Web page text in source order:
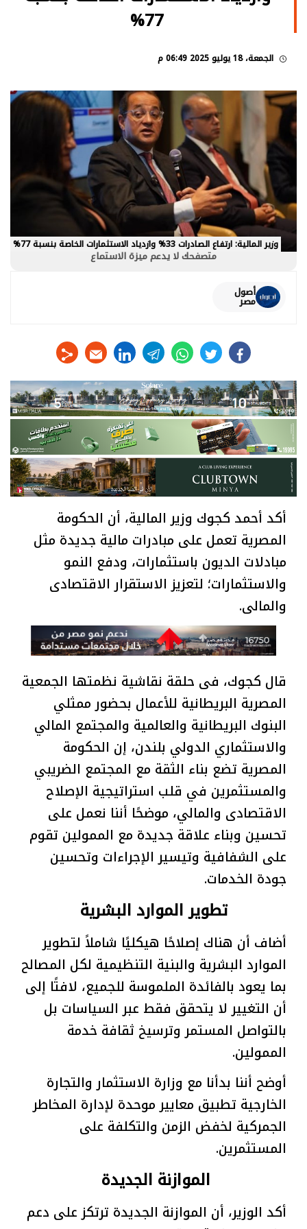
77%
الجمعة، 18 يوليو 2025 06:49 م
وزير المالية: ارتفاع الصادرات 33% وازدياد الاستثمارات الخاصة بنسبة 77%
متصفحك لا يدعم ميزة الاستماع
أصول
مصر
facebook
twitter
whats
telegram
linkedin
أكد أحمد كجوك وزير المالية، أن الحكومة
المصرية تعمل على مبادرات مالية جديدة مثل
مبادلات الديون باستثمارات، ودفع النمو
والاستثمارات؛ لتعزيز الاستقرار الاقتصادى
والمالى.
قال كجوك، فى حلقة نقاشية نظمتها الجمعية
المصرية البريطانية للأعمال بحضور ممثلي
البنوك البريطانية والعالمية والمجتمع المالي
والاستثماري الدولي بلندن، إن الحكومة
المصرية تضع بناء الثقة مع المجتمع الضريبي
والمستثمرين في قلب استراتيجية الإصلاح
الاقتصادى والمالي، موضحًا أننا نعمل على
تحسين وبناء علاقة جديدة مع الممولين تقوم
على الشفافية وتيسير الإجراءات وتحسين
جودة الخدمات.
تطوير الموارد البشرية
أضاف أن هناك إصلاحًا هيكليًا شاملاً لتطوير
الموارد البشرية والبنية التنظيمية لكل المصالح
بما يعود بالفائدة الملموسة للجميع، لافتًا إلى
أن التغيير لا يتحقق فقط عبر السياسات بل
بالتواصل المستمر وترسيخ ثقافة خدمة
الممولين.
أوضح أننا بدأنا مع وزارة الاستثمار والتجارة
الخارجية تطبيق معايير موحدة لإدارة المخاطر
الجمركية لخفض الزمن والتكلفة على
المستثمرين.
الموازنة الجديدة
أكد الوزير، أن الموازنة الجديدة ترتكز على دعم